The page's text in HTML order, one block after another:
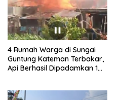
4 Rumah Warga di Sungai
Guntung Kateman Terbakar,
Api Berhasil Dipadamkan 1